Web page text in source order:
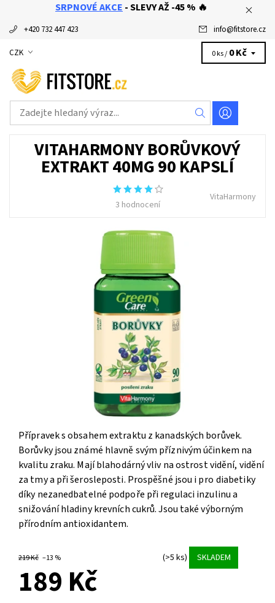
SRPNOVÉ AKCE - SLEVY AŽ -45 % 🔥
+420 732 447 423 info@fitstore.cz
CZK 0 ks / 0 Kč
VITAHARMONY BORŮVKOVÝ
EXTRAKT 40MG 90 KAPSLÍ
3 hodnocení
VitaHarmony
Přípravek s obsahem extraktu z kanadských borůvek.
Borůvky jsou známé hlavně svým příznivým účinkem na
kvalitu zraku. Mají blahodárný vliv na ostrost vidění, vidění
za tmy a při šerosleposti. Prospěšné jsou i pro diabetiky
díky nezanedbatelné podpoře při regulaci inzulinu a
snižování hladiny krevních cukrů. Jsou také výborným
přírodním antioxidantem.
219 Kč –13 % (>5 ks) SKLADEM
189 Kč